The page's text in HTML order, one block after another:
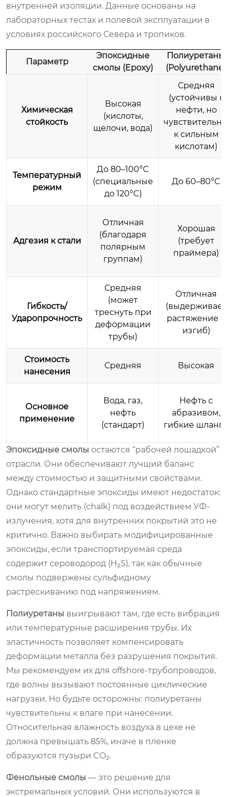
внутренней изоляции. Данные основаны на
лабораторных тестах и полевой эксплуатации в
условиях российского Севера и тропиков.
Параметр
Эпоксидные
смолы (Epoxy)
Полиуретаны
(Polyurethane)
Химическая
стойкость
Высокая
(кислоты,
щелочи, вода)
Средняя
(устойчивы к
нефти, но
к сильным
кислотам)
Температурный
режим
До 80–100°C
(специальные
до 120°C)
До 60–80°C
Адгезия к стали
Отличная
(благодаря
полярным
группам)
Хорошая
(требует
праймера)
Гибкость/
Ударопрочность
Средняя
(может
треснуть при
деформации
трубы)
Отличная
(выдерживает
растяжение и
изгиб)
Стоимость
нанесения
Средняя Высокая
Основное
применение
Вода, газ,
нефть
(стандарт)
Нефть с
абразивом,
гибкие
Эпоксидные смолы остаются “рабочей лошадкой”
отрасли. Они обеспечивают лучший баланс
между стоимостью и защитными свойствами.
Однако стандартные эпоксиды имеют недостаток:
они могут мелить (chalk) под воздействием УФ-
излучения, хотя для внутренних покрытий это не
критично. Важно выбирать модифицированные
эпоксиды, если транспортируемая среда
содержит сероводород (H₂S), так как обычные
смолы подвержены сульфидному
растрескиванию под напряжением.
Полиуретаны выигрывают там, где есть вибрация
или температурные расширения трубы. Их
эластичность позволяет компенсировать
деформации металла без разрушения покрытия.
Мы рекомендуем их для offshore-трубопроводов,
где волны вызывают постоянные циклические
нагрузки. Но будьте осторожны: полиуретаны
чувствительны к влаге при нанесении.
Относительная влажность воздуха в цехе не
должна превышать 85%, иначе в пленке
образуются пузыри CO₂.
Фенольные смолы — это решение для
экстремальных условий. Они используются в